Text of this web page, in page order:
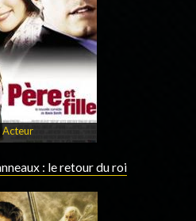
Acteur
: le retour du roi